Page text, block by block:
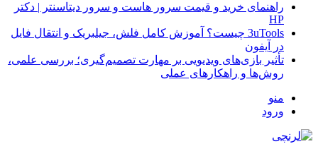
راهنمای خرید و قیمت سرور هاست و سرور دیتاسنتر | دکتر
HP
3uTools چیست؟ آموزش کامل فلش، جیلبریک و انتقال فایل
در آیفون
تأثیر بازی‌های ویدیویی بر مهارت تصمیم‌گیری؛ بررسی علمی،
روش‌ها و راهکارهای عملی
منو
ورود